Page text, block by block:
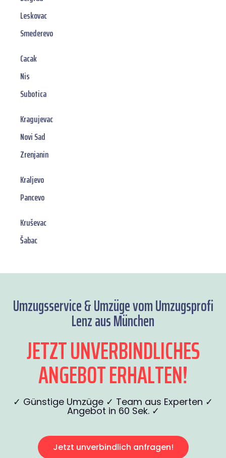
Leskovac
Smederevo
Cacak
Nis
Subotica
Kragujevac
Novi Sad
Zrenjanin
Kraljevo
Pancevo
Kruševac
Šabac
Umzugsservice & Umzüge vom Umzugsprofi
Lenz aus München
JETZT UNVERBINDLICHES
ANGEBOT ERHALTEN!
✓ Günstige Umzüge ✓ Team aus Experten ✓
Angebot in 60 Sek. ✓
Jetzt unverbindlich anfragen!